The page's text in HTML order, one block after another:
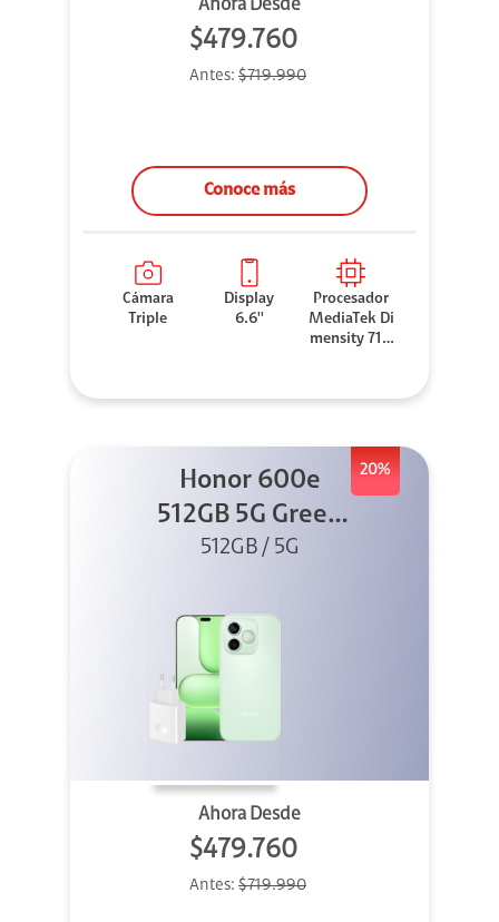
Ahora Desde
$479.760
Antes: $719.990
Conoce más
Cámara
Triple
Display
6.6''
Procesador
MediaTek Di
mensity 710
20%
Honor 600e
512GB 5G Green
+ 45W
512GB / 5G
Ahora Desde
$479.760
Antes: $719.990